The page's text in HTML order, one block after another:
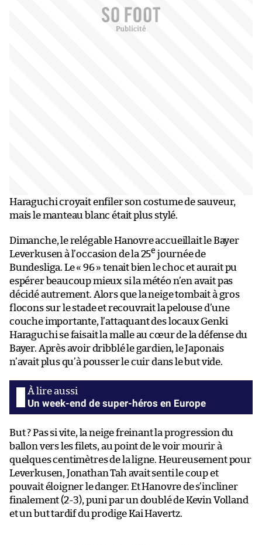
Haraguchi croyait enfiler son costume de sauveur,
mais le manteau blanc était plus stylé.
Dimanche, le relégable Hanovre accueillait le Bayer
Leverkusen à l’occasion de la 25e journée de
Bundesliga. Le « 96 » tenait bien le choc et aurait pu
espérer beaucoup mieux si la météo n’en avait pas
décidé autrement. Alors que la neige tombait à gros
flocons sur le stade et recouvrait la pelouse d’une
couche importante, l’attaquant des locaux Genki
Haraguchi se faisait la malle au cœur de la défense du
Bayer. Après avoir dribblé le gardien, le Japonais
n’avait plus qu’à pousser le cuir dans le but vide.
Un week-end de super-héros en Europe
But ? Pas si vite, la neige freinant la progression du
ballon vers les filets, au point de le voir mourir à
quelques centimètres de la ligne. Heureusement pour
Leverkusen, Jonathan Tah avait senti le coup et
pouvait éloigner le danger. Et Hanovre de s’incliner
finalement (2-3), puni par un doublé de Kevin Volland
et un but tardif du prodige Kai Havertz.